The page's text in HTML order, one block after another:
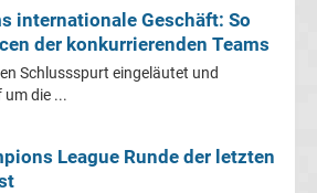
internationale Geschäft: So
der konkurrierenden Teams
Schlussspurt eingeläutet und
um die ...
League Runde der letzten